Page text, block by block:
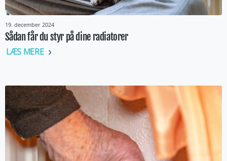
19. december 2024
Sådan får du styr på dine radiatorer
LÆS MERE